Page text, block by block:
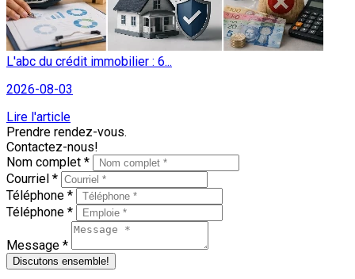
L'abc du crédit immobilier : 6...
2026-08-03
Lire l'article
Prendre rendez-vous.
Contactez-nous!
Nom complet *
Courriel *
Téléphone *
Téléphone *
Message *
Discutons ensemble!